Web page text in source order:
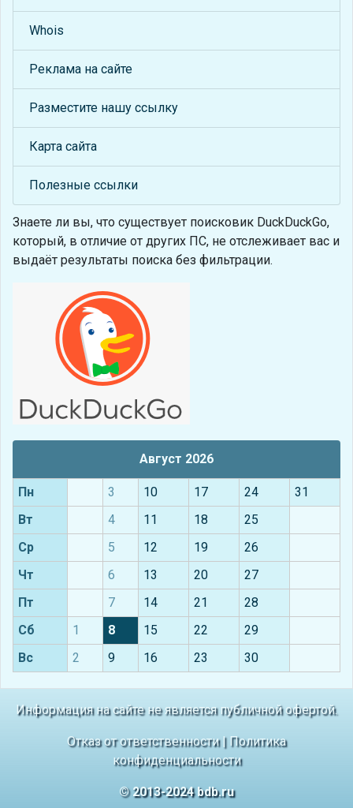
Whois
Реклама на сайте
Разместите нашу ссылку
Карта сайта
Полезные ссылки
Знаете ли вы, что существует поисковик DuckDuckGo,
который, в отличие от других ПС, не отслеживает вас и
выдаёт результаты поиска без фильтрации.
Август 2026
Пн 3 10 17 24
31
Вт
4 11 18
25
Ср
5 12 19
26
Чт
6 13 20
27
Пт
7 14 21
28
Сб
1 8 15 22
29
Вс
2 9 16 23 30
Информация на сайте не является публичной офертой.
Отказ от ответственности| Политика
конфиденциальности
© 2013-2024 bdb.ru